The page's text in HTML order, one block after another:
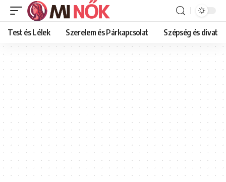
Test és Lélek Szerelem és Párkapcsolat Szépség és divat